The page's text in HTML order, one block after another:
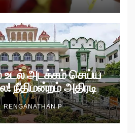
உடல் அடக்கம் செய்ய
நீதிமன்றம் அதிரடி
RENGANATHAN P